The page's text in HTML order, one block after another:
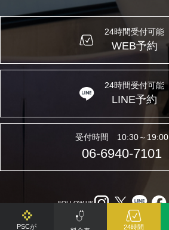
24時間受付可能
WEB予約
24時間受付可能
LINE予約
受付時間 10:30～19:00
06-6940-7101
FOLLOW US
PSCが 24時間